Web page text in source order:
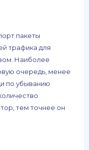
пакеты
трафика для
Наиболее
очередь, менее
по убыванию
тем точнее он